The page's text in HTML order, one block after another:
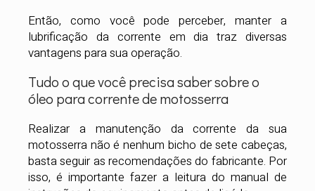
Então, como você pode perceber, manter a
lubrificação da corrente em dia traz diversas
vantagens para sua operação.
Tudo o que você precisa saber sobre o
óleo para corrente de motosserra
Realizar a manutenção da corrente da sua
motosserra não é nenhum bicho de sete cabeças,
basta seguir as recomendações do fabricante. Por
isso, é importante fazer a leitura do manual de